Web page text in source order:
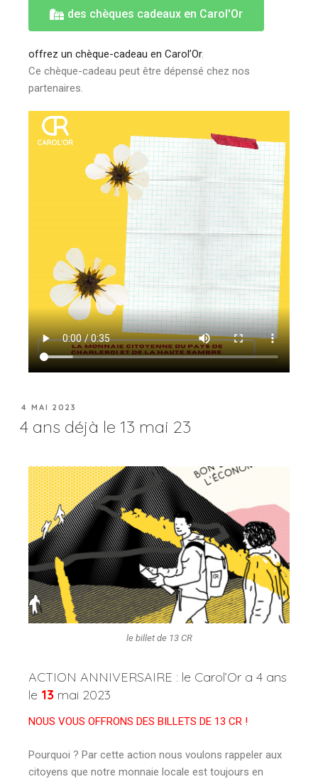
des chèques cadeaux en Carol'Or
offrez un chèque-cadeau en Carol’Or.
Ce chèque-cadeau peut être dépensé chez nos
partenaires.
4 MAI 2023
4 ans déjà le 13 mai 23
le billet de 13 CR
ACTION ANNIVERSAIRE : le Carol’Or a 4 ans
le 13 mai 2023
NOUS VOUS OFFRONS DES BILLETS DE 13 CR !
Pourquoi ? Par cette action nous voulons rappeler aux
citoyens que notre monnaie locale est toujours en